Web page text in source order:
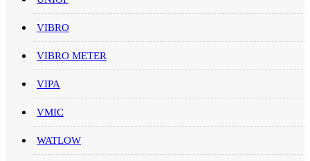
VIBRO
VIBRO METER
VIPA
VMIC
WATLOW